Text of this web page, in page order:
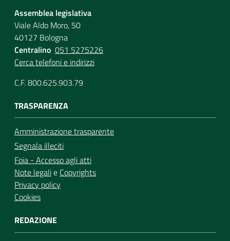
Assemblea legislativa
Viale Aldo Moro, 50
40127 Bologna
Centralino 051 5275226
Cerca telefoni e indirizzi
C.F. 800.625.903.79
TRASPARENZA
Amministrazione trasparente
Segnala illeciti
Foia - Accesso agli atti
Note legalie Copyrights
Privacy policy
Cookies
REDAZIONE